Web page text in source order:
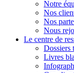
Notre
Nos
Nos
Nous
Le centre de
Dossiers
Livres